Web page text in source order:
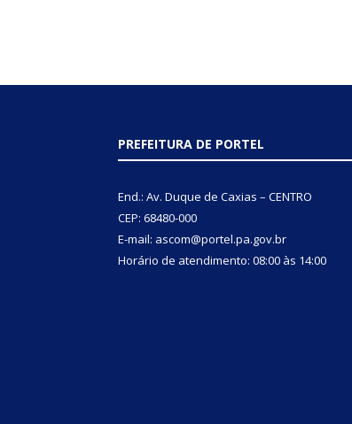
PREFEITURA DE PORTEL
End.: Av. Duque de Caxias – CENTRO
CEP: 68480-000
E-mail: ascom@portel.pa.gov.br
Horário de atendimento: 08:00 às 14:00